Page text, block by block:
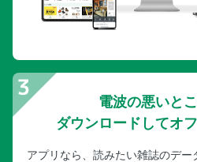
電波の悪いと
ダウンロードしてオ
アプリなら、読みたい雑誌のデー